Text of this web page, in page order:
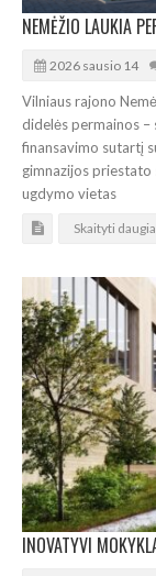
2026 sausio 14
Vilniaus rajono
didelės permainos
finansavimo sutartį
gimnazijos
ugdymo vietas
Skaityti